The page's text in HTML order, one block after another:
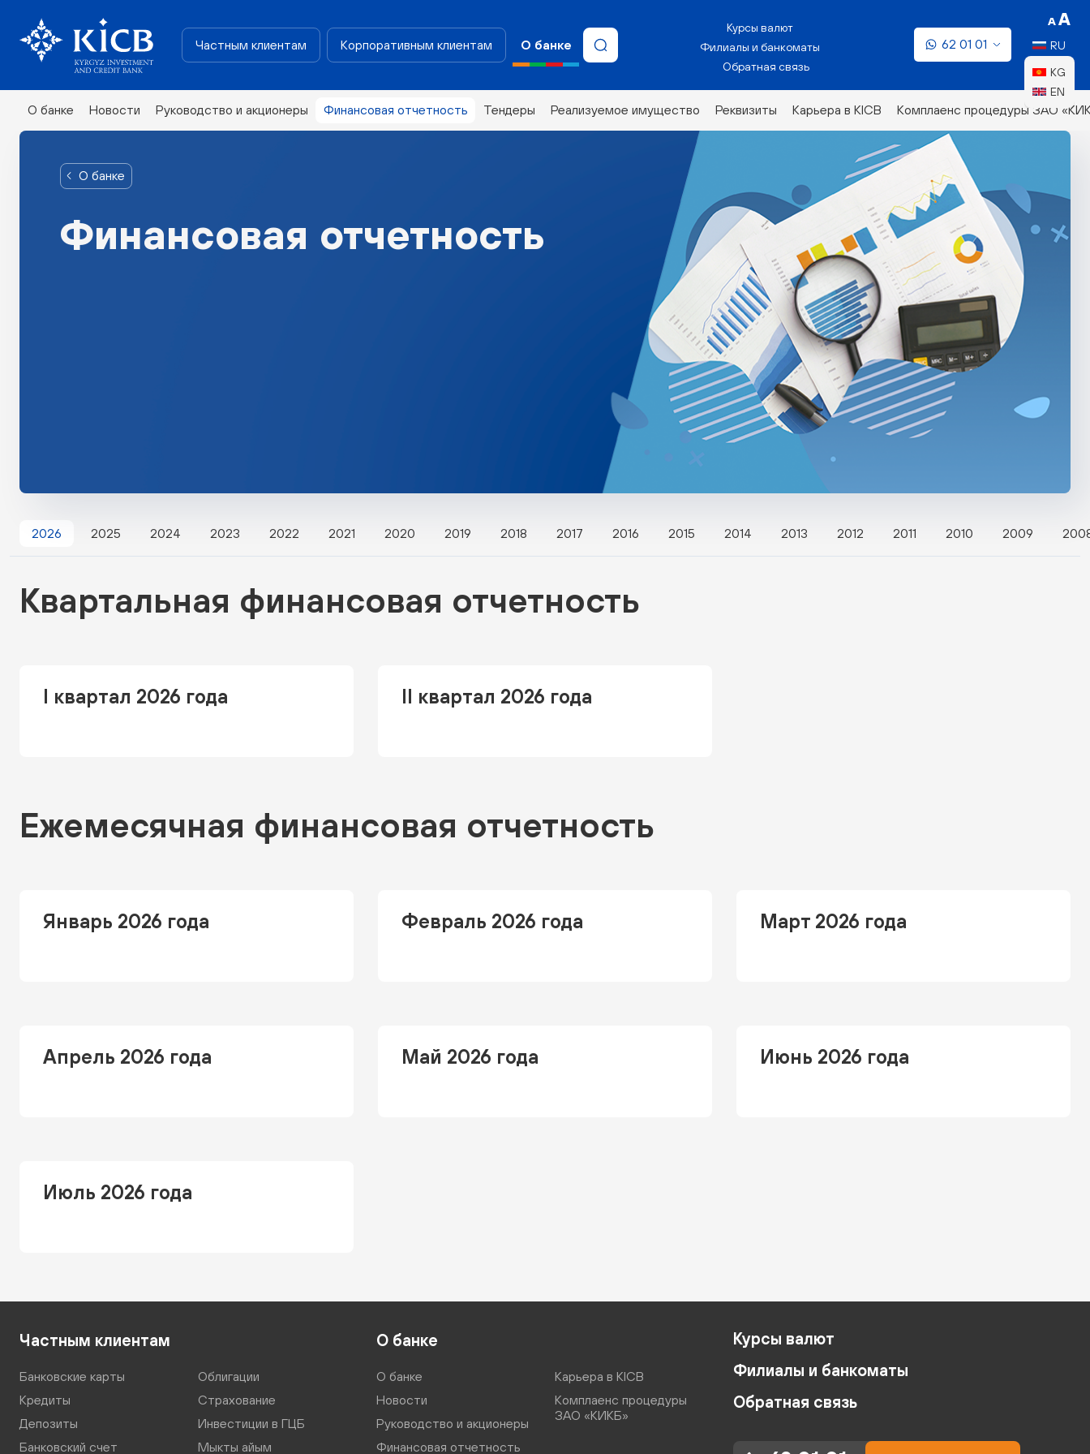
RU
KG
EN
Частным клиентам Корпоративным клиентам О банке
О банке Новости Руководство и акционеры Финансовая отчетность Тендеры Реализуемое имущество Реквизиты Карьера в KICB Комплаенс процедуры ЗАО
Курсы валют
Филиалы и банкоматы
Обратная связь
62 01 01
О банке
Финансовая отчетность
2026 2025 2024 2023 2022 2021 2020 2019 2018 2017 2016 2015 2014 2013 2012 2011 2010 2009
Квартальная финансовая отчетность
I квартал 2026 года II квартал 2026 года
Ежемесячная финансовая отчетность
Январь 2026 года Февраль 2026 года Март 2026 года
Апрель 2026 года Май 2026 года Июнь 2026 года
Июль 2026 года
Частным клиентам
Банковские карты
Кредиты
Депозиты
Банковский счет
Облигации
Страхование
Инвестиции в ГЦБ
Мыкты айым
О банке
О банке
Новости
Руководство и акционеры
Финансовая отчетность
Карьера в KICB
Комплаенс процедуры
ЗАО «КИКБ»
Курсы валют
Филиалы и банкоматы
Обратная связь